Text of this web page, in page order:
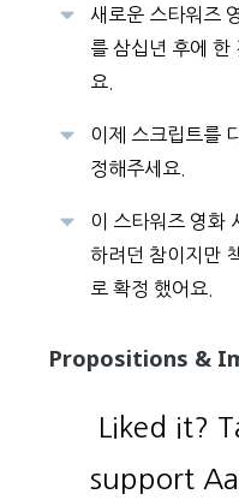
새로운 스타워즈
를 삼십년 후에 한
요.
이제 스크립트를
정해주세요.
이 스타워즈 영화
하려던 참이지만
로 확정 했어요.
Propositions &
Liked it?
support